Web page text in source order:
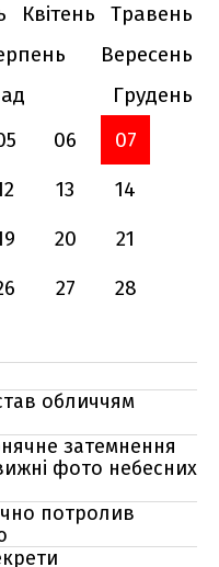
Квітень
Травень
Вересень
Грудень
06
07
13
14
20
21
27
28
обличчям
затемнення
фото небесних
потролив